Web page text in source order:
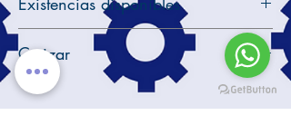
Solicite cotización en este enlace
30 unidades en inventario
Cotizar
Solicite cotización en este enlace